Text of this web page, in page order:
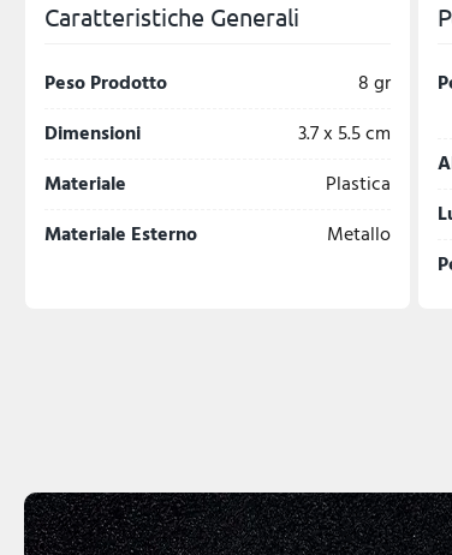
Caratteristiche Generali
Peso Prodotto
8 gr
Dimensioni
3.7 x 5.5 cm
Materiale
Plastica
Materiale Esterno
Metallo